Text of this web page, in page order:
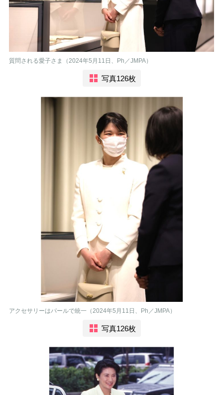
質問される愛子さま（2024年5月11日、Ph／JMPA）
写真126枚
アクセサリーはパールで統一（2024年5月11日、Ph／JMPA）
写真126枚